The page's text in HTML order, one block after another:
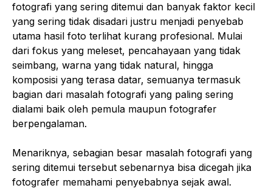
fotografi yang sering ditemui dan banyak faktor kecil
yang sering tidak disadari justru menjadi penyebab
utama hasil foto terlihat kurang profesional. Mulai
dari fokus yang meleset, pencahayaan yang tidak
seimbang, warna yang tidak natural, hingga
komposisi yang terasa datar, semuanya termasuk
bagian dari masalah fotografi yang paling sering
dialami baik oleh pemula maupun fotografer
berpengalaman.
Menariknya, sebagian besar masalah fotografi yang
sering ditemui tersebut sebenarnya bisa dicegah jika
fotografer memahami penyebabnya sejak awal.